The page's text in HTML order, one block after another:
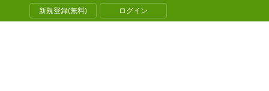
新規登録(無料) ログイン